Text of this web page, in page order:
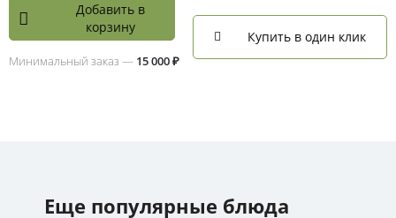
Добавить в
корзину
Минимальный заказ — 15 000 ₽
Купить в один клик
Еще популярные блюда